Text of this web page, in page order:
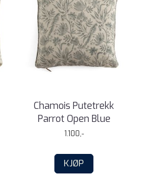
Chamois Putetrekk
Parrot Open Blue
1.100,-
KJØP